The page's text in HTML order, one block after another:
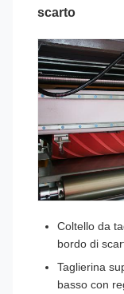
scarto
Coltello da
bordo di
Taglierina
basso con